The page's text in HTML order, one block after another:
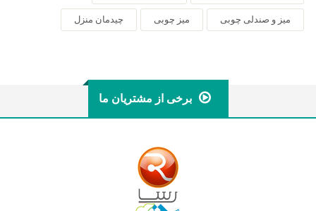
میز و صندلی چوبی میز چوبی چیدمان منزل
برخی از مشتریان ما